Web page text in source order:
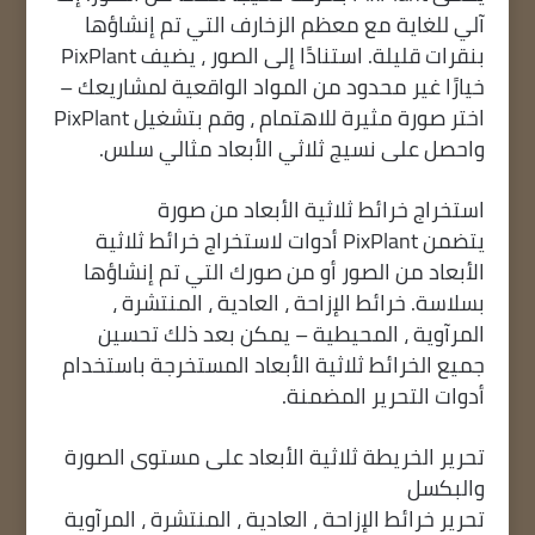
آلي للغاية مع معظم الزخارف التي تم إنشاؤها
بنقرات قليلة. استنادًا إلى الصور ، يضيف PixPlant
خيارًا غير محدود من المواد الواقعية لمشاريعك –
اختر صورة مثيرة للاهتمام ، وقم بتشغيل PixPlant
واحصل على نسيج ثلاثي الأبعاد مثالي سلس.
استخراج خرائط ثلاثية الأبعاد من صورة
يتضمن PixPlant أدوات لاستخراج خرائط ثلاثية
الأبعاد من الصور أو من صورك التي تم إنشاؤها
بسلاسة. خرائط الإزاحة ، العادية ، المنتشرة ،
المرآوية ، المحيطية – يمكن بعد ذلك تحسين
جميع الخرائط ثلاثية الأبعاد المستخرجة باستخدام
أدوات التحرير المضمنة.
تحرير الخريطة ثلاثية الأبعاد على مستوى الصورة
والبكسل
تحرير خرائط الإزاحة ، العادية ، المنتشرة ، المرآوية